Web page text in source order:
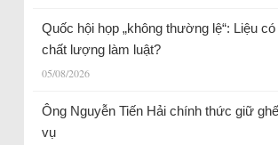
Quốc hội họp „không thường lệ“: Liệu
chất lượng làm luật?
05/08/2026
Ông Nguyễn Tiến Hải chính thức giữ
vụ